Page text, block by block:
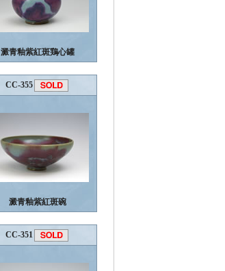
澱青釉紫紅斑鶏心罐
CC-355
澱青釉紫紅斑碗
CC-351